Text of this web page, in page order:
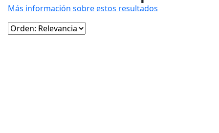
Más información sobre estos resultados